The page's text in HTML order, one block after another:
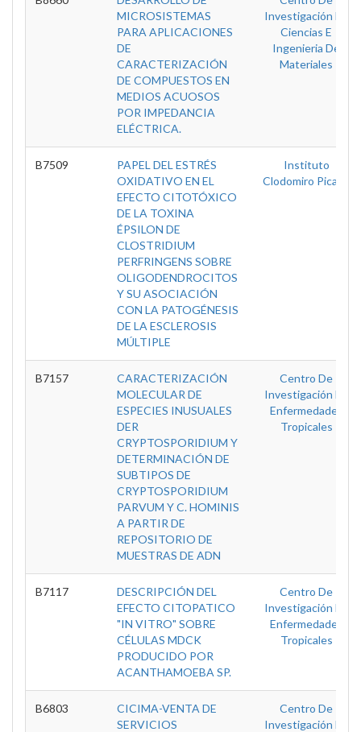
MICROSISTEMAS
PARA APLICACIONES
DE
CARACTERIZACIÓN
DE COMPUESTOS EN
MEDIOS ACUOSOS
POR IMPEDANCIA
ELÉCTRICA.
Investigación En
Ciencias E
Ingenieria De
Materiales
B7509
PAPEL DEL ESTRÉS
OXIDATIVO EN EL
EFECTO CITOTÓXICO
DE LA TOXINA
ÉPSILON DE
CLOSTRIDIUM
PERFRINGENS SOBRE
OLIGODENDROCITOS
Y SU ASOCIACIÓN
CON LA PATOGÉNESIS
DE LA ESCLEROSIS
MÚLTIPLE
Instituto
Clodomiro Picado
B7157
CARACTERIZACIÓN
MOLECULAR DE
ESPECIES INUSUALES
DER
CRYPTOSPORIDIUM Y
DETERMINACIÓN DE
SUBTIPOS DE
CRYPTOSPORIDIUM
PARVUM Y C. HOMINIS
A PARTIR DE
REPOSITORIO DE
MUESTRAS DE ADN
Centro De
Investigación En
Enfermedades
Tropicales
B7117
DESCRIPCIÓN DEL
EFECTO CITOPATICO
"IN VITRO" SOBRE
CÉLULAS MDCK
PRODUCIDO POR
ACANTHAMOEBA SP.
Centro De
Investigación En
Enfermedades
Tropicales
B6803
CICIMA-VENTA DE
SERVICIOS
Centro De
Investigación En